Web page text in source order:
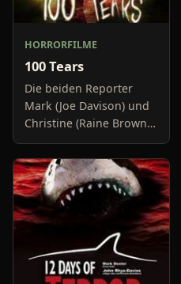
HORRORFILME
100 Tears
Die beiden Reporter
Mark (Joe Davison) und
Christine (Raine Brown)
haben keine Lust mehr
auf belanglose
Boulevard-Meldungen
und befassen sich
neuerdings mit Se